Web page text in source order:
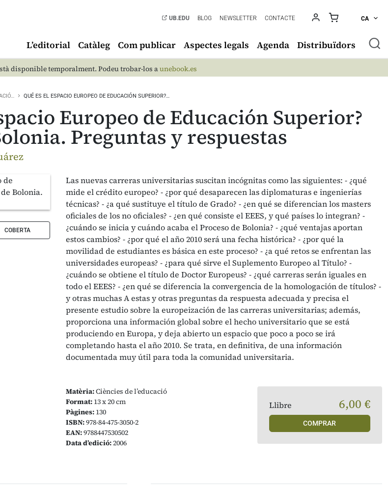
UB.EDU BLOG NEWSLETTER CONTACTE CA
L’editorial Catàleg Com publicar Aspectes legals Agenda Distribuïdors
disponible temporalment. Podeu trobar-los aunebook.es
QUÉ ES EL ESPACIO EUROPEO DE EDUCACIÓN SUPERIOR?…
Europeo de Educación Superior?
Preguntas y respuestas
COBERTA
Las nuevas carreras universitarias suscitan incógnitas como las siguientes: - ¿qué
mide el crédito europeo? - ¿por qué desaparecen las diplomaturas e ingenierías
técnicas? - ¿a qué sustituye el título de Grado? - ¿en qué se diferencian los masters
oficiales de los no oficiales? - ¿en qué consiste el EEES, y qué países lo integran? -
¿cuándo se inicia y cuándo acaba el Proceso de Bolonia? - ¿qué ventajas aportan
estos cambios? - ¿por qué el año 2010 será una fecha histórica? - ¿por qué la
movilidad de estudiantes es básica en este proceso? - ¿a qué retos se enfrentan las
universidades europeas? - ¿para qué sirve el Suplemento Europeo al Título? -
¿cuándo se obtiene el título de Doctor Europeus? - ¿qué carreras serán iguales en
todo el EEES? - ¿en qué se diferencia la convergencia de la homologación de títulos? -
y otras muchas A estas y otras preguntas da respuesta adecuada y precisa el
presente estudio sobre la europeización de las carreras universitarias; además,
proporciona una información global sobre el hecho universitario que se está
produciendo en Europa, y deja abierto un espacio que poco a poco se irá
completando hasta el año 2010. Se trata, en definitiva, de una información
documentada muy útil para toda la comunidad universitaria.
Matèria:Ciències de l’educació
Format: 13 x 20 cm
Pàgines: 130
ISBN:978-84-475-3050-2
EAN:9788447530502
Data d’edició:2006
Llibre 6,00 €
COMPRAR